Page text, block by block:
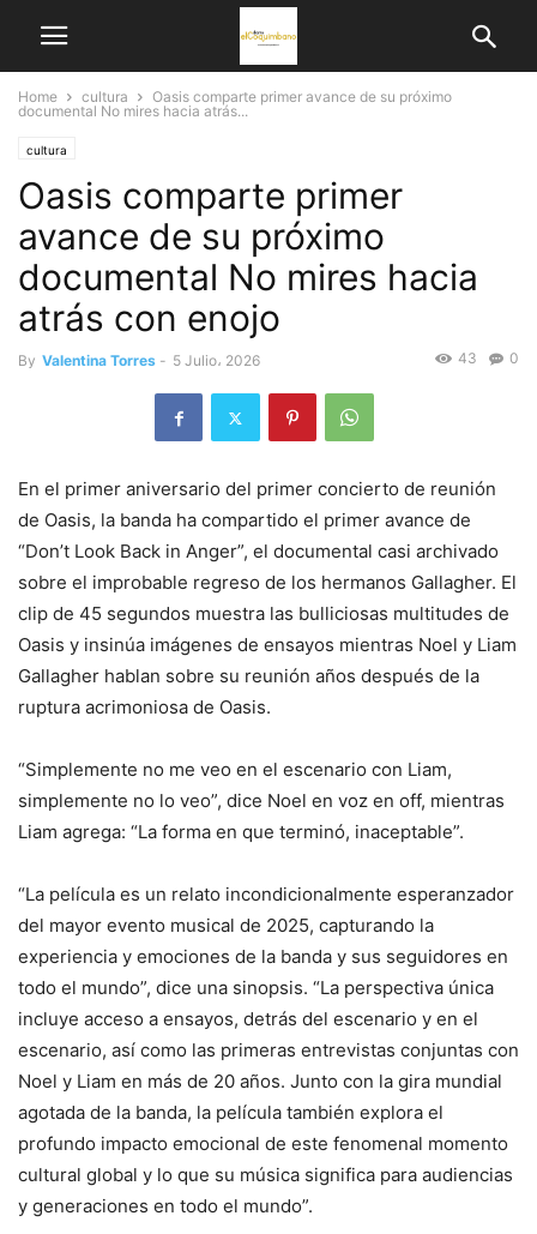
Home cultura
Oasis comparte primer avance de su próximo
documental No mires hacia atrás...
cultura
Oasis comparte primer
avance de su próximo
documental No mires hacia
atrás con enojo
By Valentina Torres - 5 Julio، 2026 0
43
En el primer aniversario del primer concierto de reunión
de Oasis, la banda ha compartido el primer avance de
“Don’t Look Back in Anger”, el documental casi archivado
sobre el improbable regreso de los hermanos Gallagher. El
clip de 45 segundos muestra las bulliciosas multitudes de
Oasis y insinúa imágenes de ensayos mientras Noel y Liam
Gallagher hablan sobre su reunión años después de la
ruptura acrimoniosa de Oasis.
“Simplemente no me veo en el escenario con Liam,
simplemente no lo veo”, dice Noel en voz en off, mientras
Liam agrega: “La forma en que terminó, inaceptable”.
“La película es un relato incondicionalmente esperanzador
del mayor evento musical de 2025, capturando la
experiencia y emociones de la banda y sus seguidores en
todo el mundo”, dice una sinopsis. “La perspectiva única
incluye acceso a ensayos, detrás del escenario y en el
escenario, así como las primeras entrevistas conjuntas con
Noel y Liam en más de 20 años. Junto con la gira mundial
agotada de la banda, la película también explora el
profundo impacto emocional de este fenomenal momento
cultural global y lo que su música significa para audiencias
y generaciones en todo el mundo”.